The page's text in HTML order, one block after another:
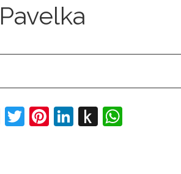
Twitter
Pinterest
LinkedIn
Push